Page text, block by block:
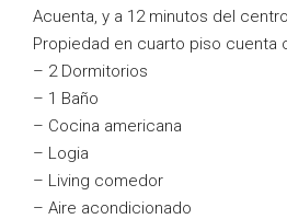
Acuenta, y a 12 minutos del
Propiedad en cuarto piso cuenta
– 2 Dormitorios
– 1 Baño
– Cocina americana
– Logia
– Living comedor
– Aire acondicionado